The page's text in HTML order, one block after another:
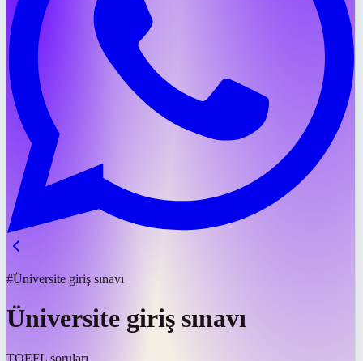
#Üniversite giriş sınavı
Üniversite giriş sınavı
TOEFL soruları